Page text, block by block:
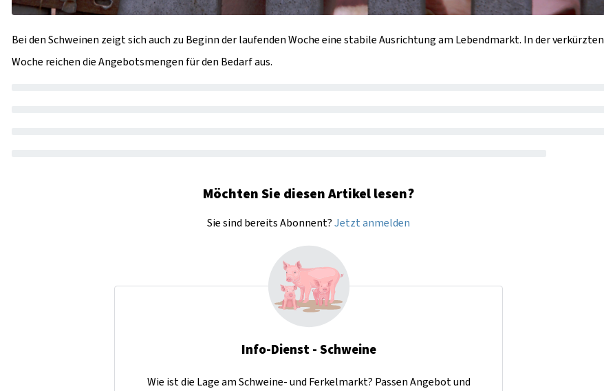
Bei den Schweinen zeigt sich auch zu Beginn der laufenden Woche eine stabile Ausrichtung am Lebendmarkt. In der verkürzten
Woche reichen die Angebotsmengen für den Bedarf aus.
Möchten Sie diesen Artikel lesen?
Sie sind bereits Abonnent?Jetzt anmelden
Info-Dienst - Schweine
Wie ist die Lage am Schweine- und Ferkelmarkt? Passen Angebot und